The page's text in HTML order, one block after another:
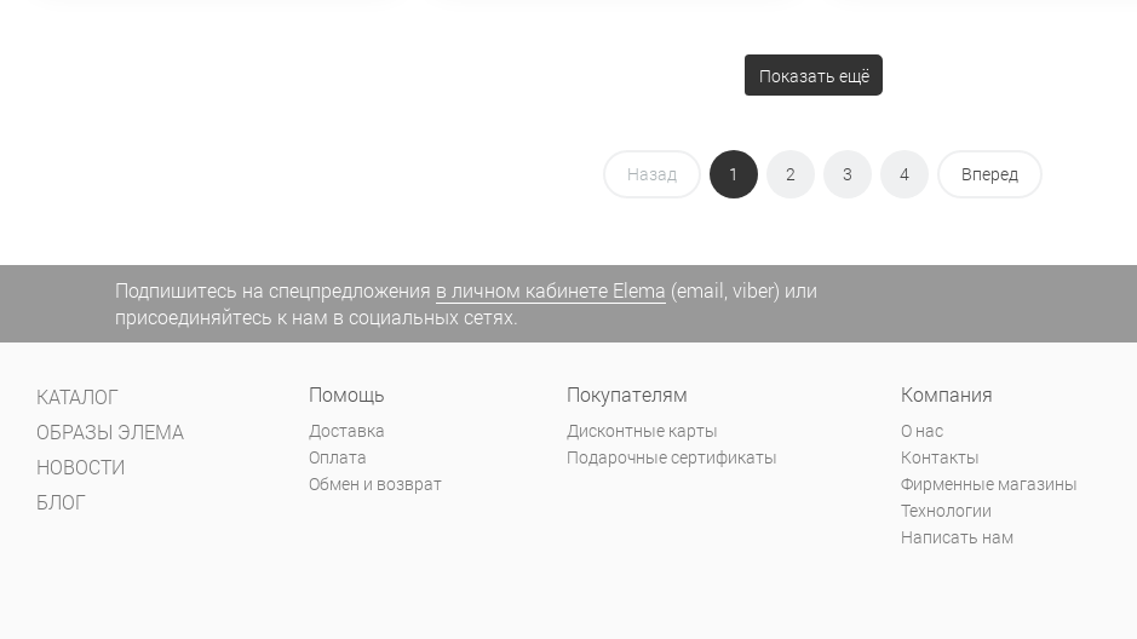
Показать ещё
Назад 1 2 3 4 Вперед
Подпишитесь на спецпредложения в личном кабинете Elema (email, viber) или
присоединяйтесь к нам в социальных сетях.
КАТАЛОГ
ОБРАЗЫ ЭЛЕМА
НОВОСТИ
БЛОГ
Помощь
Доставка
Оплата
Обмен и возврат
Покупателям
Дисконтные карты
Подарочные сертификаты
Компания
О нас
Контакты
Фирменные магазины
Технологии
Написать нам